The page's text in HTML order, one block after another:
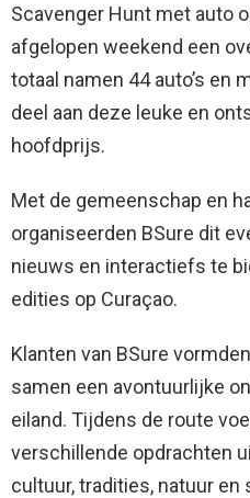
Scavenger Hunt met auto
afgelopen weekend een
totaal namen 44 auto’s en
deel aan deze leuke en
hoofdprijs.
Met de gemeenschap en
organiseerden BSure dit
nieuws en interactiefs te
edities op Curaçao.
Klanten van BSure
samen een avontuurlijke
eiland. Tijdens de route
verschillende opdrachten
cultuur, tradities, natuur en